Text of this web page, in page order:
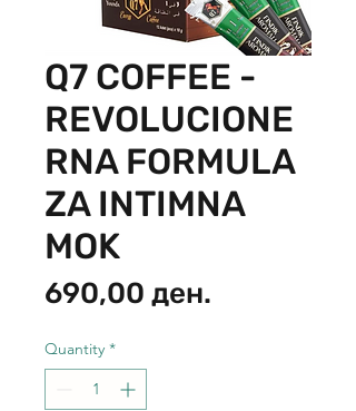
Q7 COFFEE -
REVOLUCIONE
RNA FORMULA
ZA INTIMNA
MOK
690,00 ден.
Quantity *